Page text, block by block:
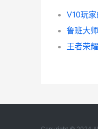
V10玩
王者荣